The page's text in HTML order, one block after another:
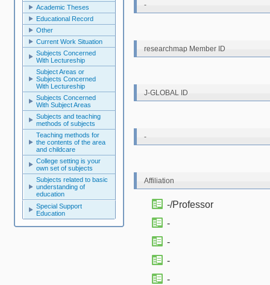
Academic Theses
Educational Record
Other
Current Work Situation
Subjects Concerned
With Lectureship
Subject Areas or
Subjects Concerned
With Lectureship
Subjects Concerned
With Subject Areas
Subjects and teaching
methods of subjects
Teaching methods for
the contents of the area
and childcare
College setting is your
own set of subjects
Subjects related to basic
understanding of
education
Special Support
Education
-
researchmap Member ID
J-GLOBAL ID
-
Affiliation
-/Professor
-
-
-
-